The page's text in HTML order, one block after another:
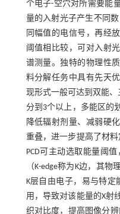
个电子-空穴对所需要能
量的入射光子产生不同
同幅值的电信号，再经
阈值相比较，可对入射
谱测量。独特的物理性
料分解任务中具有先天
现形式一般可达到双能、
分到3个以上，多能区的
降低辐射剂量、减弱硬
重叠，进一步提高了材
PCD可主动选取能量阈
（K-edge称为K边，其
K层自由电子，易与特定
用，导致对该能量的X射
织对比度，提高图像分辨